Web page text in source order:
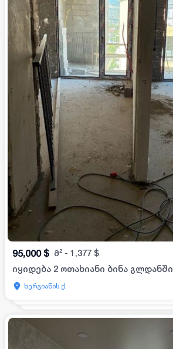
95,000 $ მ² - 1,377 $
იყიდება 2 ოთახიანი ბინა გლდანში
ხერგიანის ქ.